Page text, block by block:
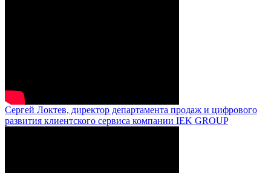
Сергей Локтев, директор департамента продаж и цифрового
развития клиентского сервиса компании IEK GROUP